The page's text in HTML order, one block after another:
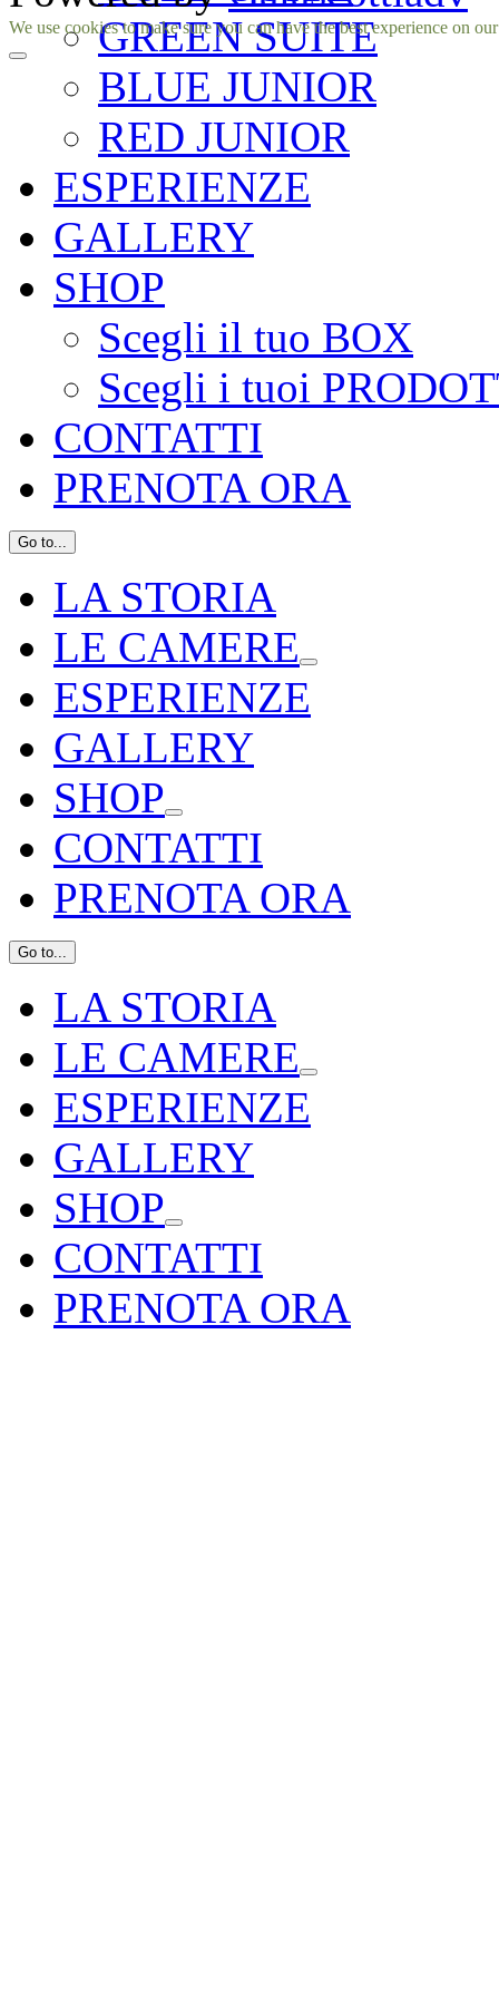
GREEN SUITE
BLUE JUNIOR
RED JUNIOR
ESPERIENZE
GALLERY
SHOP
Scegli il tuo BOX
Scegli i tuoi
CONTATTI
PRENOTA ORA
Go to...
LA STORIA
LE CAMERE
ESPERIENZE
GALLERY
SHOP
CONTATTI
PRENOTA ORA
Go to...
LA STORIA
LE CAMERE
ESPERIENZE
GALLERY
SHOP
CONTATTI
PRENOTA ORA
Facebook
Instagram
We use cookies to make sure you can have the best experience on